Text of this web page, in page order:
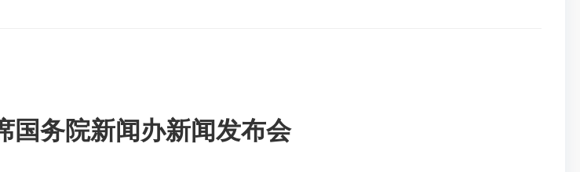
国务院新闻办新闻发布会